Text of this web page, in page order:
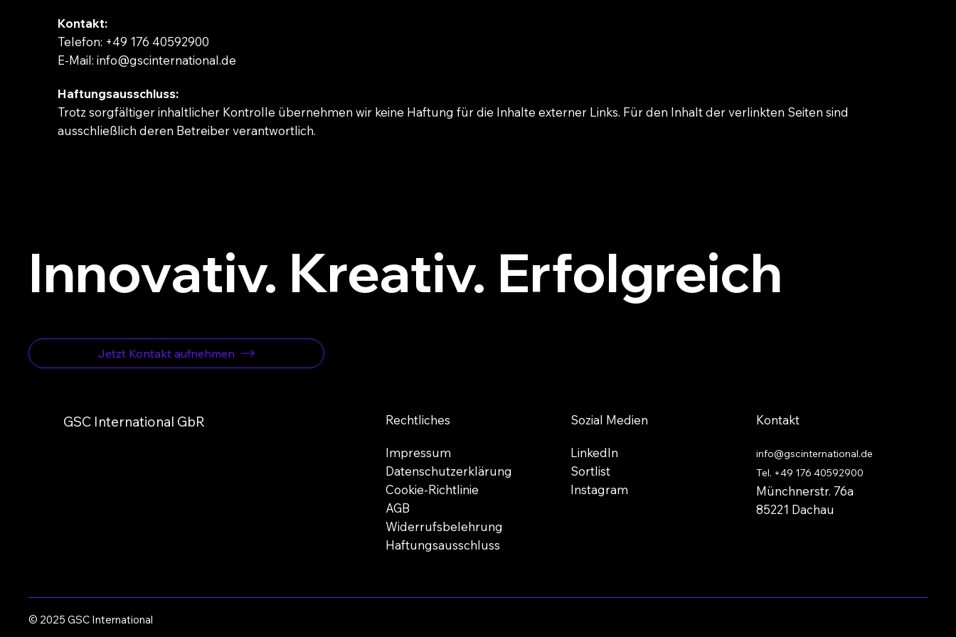
Kontakt:
Telefon: +49 176 40592900
E-Mail: info@gscinternational.de
Haftungsausschluss:
Trotz sorgfältiger inhaltlicher Kontrolle übernehmen wir keine Haftung für die Inhalte externer Links. Für den Inhalt der verlinkten Seiten sind
ausschließlich deren Betreiber verantwortlich.
Innovativ. Kreativ. Erfolgreich
Jetzt Kontakt aufnehmen
GSC International GbR Rechtliches
Impressum
Datenschutzerklärung
Cookie-Richtlinie
AGB
Widerrufsbelehrung
Haftungsausschluss
Sozial Medien
LinkedIn
Sortlist
Instagram
Kontakt
info@gscinternational.de
Tel. +49 176 40592900
Münchnerstr. 76a
85221 Dachau
© 2025 GSC International